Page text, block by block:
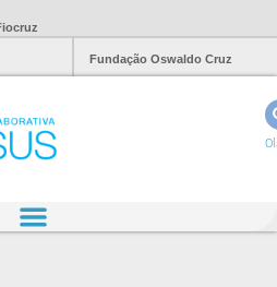
Fundação Oswaldo Cruz